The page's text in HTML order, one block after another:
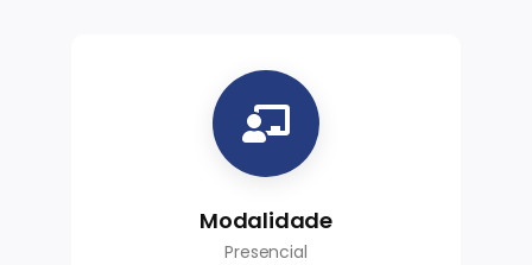
Modalidade
Presencial